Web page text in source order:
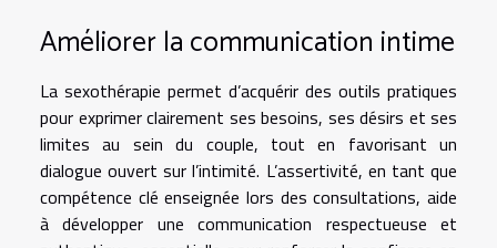
Améliorer la communication intime
La sexothérapie permet d’acquérir des outils pratiques
pour exprimer clairement ses besoins, ses désirs et ses
limites au sein du couple, tout en favorisant un
dialogue ouvert sur l’intimité. L’assertivité, en tant que
compétence clé enseignée lors des consultations, aide
à développer une communication respectueuse et